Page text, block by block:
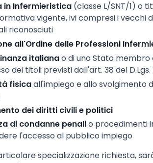
in Infermieristica (classe L/SNT/1) o
vigente, ivi compresi i vecchi
riconosciuti
all'Ordine delle Professioni
italianao di uno Stato membro
dei titoli previsti dall'art. 38 del D.Lgs.
fisicaall'impiego e allo svolgimento
dei diritti civili e politici
di condanne penalio procedimenti
l'accesso al pubblico impiego
specializzazione richiesta,